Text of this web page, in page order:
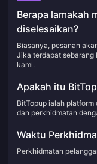
Berapa lamakah
diselesaikan?
Biasanya, pesanan
Jika terdapat sebarang
kami.
Apakah itu
BitTopup ialah
dan perkhidmatan
Waktu
Perkhidmatan